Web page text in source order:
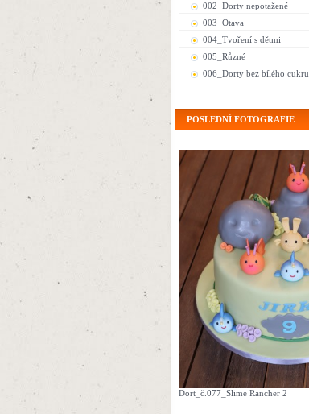
002_Dorty nepotažené
003_Otava
004_Tvoření s dětmi
005_Různé
006_Dorty bez bílého cukru
POSLEDNÍ FOTOGRAFIE
Dort_č.077_Slime Rancher 2